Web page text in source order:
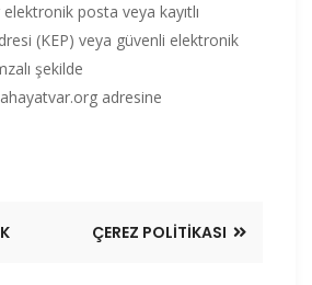
posta veya kayıtlı
(KEP) veya güvenli elektronik
şekilde
adresine
ÇEREZ POLITIKASI